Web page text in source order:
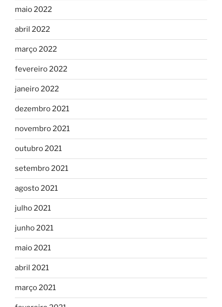
maio 2022
abril 2022
março 2022
fevereiro 2022
janeiro 2022
dezembro 2021
novembro 2021
outubro 2021
setembro 2021
agosto 2021
julho 2021
junho 2021
maio 2021
abril 2021
março 2021